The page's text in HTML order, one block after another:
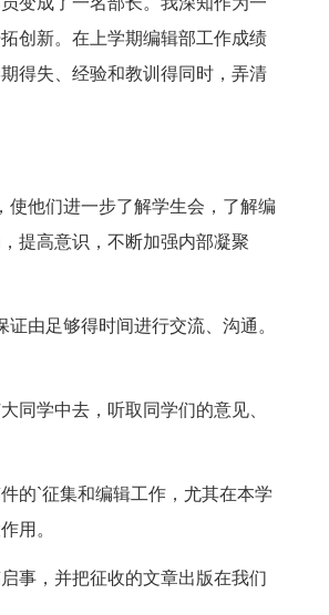
创新。在上学期编辑部工作成绩
得失、经验和教训得同时，弄清
他们进一步了解学生会，了解编
提高意识，不断加强内部凝聚
由足够得时间进行交流、沟通。
学中去，听取同学们的意见、
的`征集和编辑工作，尤其在本学
用。
事，并把征收的文章出版在我们